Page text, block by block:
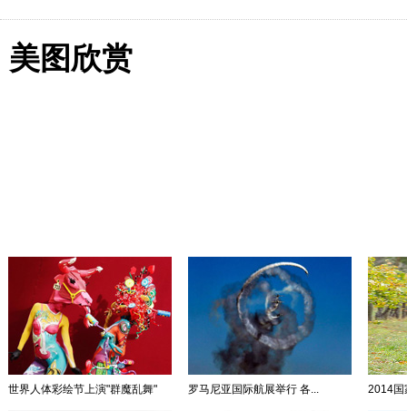
美图欣赏
世界人体彩绘节上演"群魔乱舞" 罗马尼亚国际航展举行 各... 2014国